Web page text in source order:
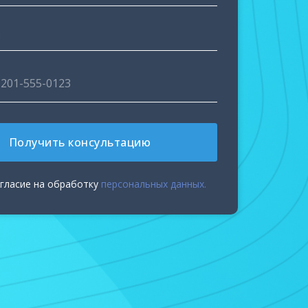
Получить консультацию
на обработку персональных данных.